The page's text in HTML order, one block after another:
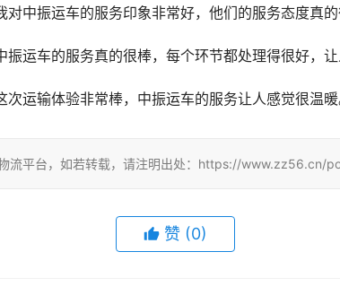
对中振运车的服务印象非常好，他们的服务态度真的
振运车的服务真的很棒，每个环节都处理得很好，让
次运输体验非常棒，中振运车的服务让人感觉很温暖
流平台，如若转载，请注明出处：https://www.zz56.cn/
赞 (0)